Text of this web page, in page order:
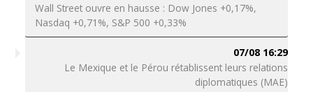
Wall Street ouvre en hausse : Dow Jones +0,17%,
Nasdaq +0,71%, S&P 500 +0,33%
07/08 16:29
Le Mexique et le Pérou rétablissent leurs relations
diplomatiques (MAE)